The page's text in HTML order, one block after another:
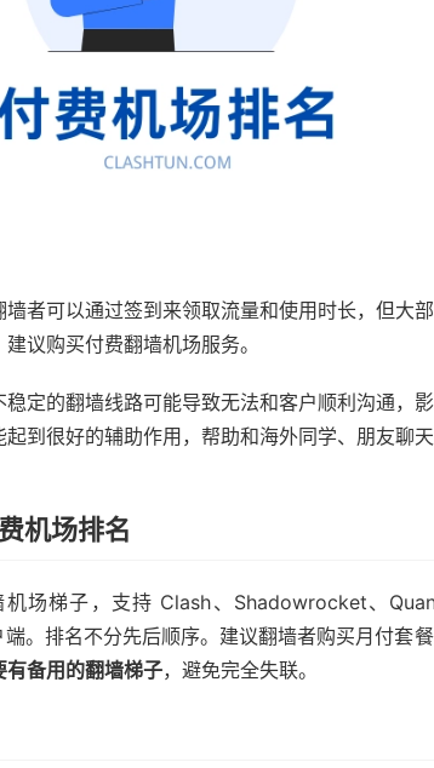
者可以通过签到来领取流量和使用时长，但大
议购买付费翻墙机场服务。
定的翻墙线路可能导致无法和客户顺利沟通，
到很好的辅助作用，帮助和海外同学、朋友聊
机场排名
场梯子，支持 Clash、Shadowrocket、
。排名不分先后顺序。建议翻墙者购买月付套
有备用的翻墙梯子，避免完全失联。